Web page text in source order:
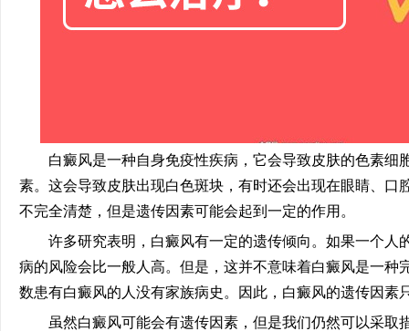
白癜风是一种自身免疫性疾病，它会导致皮肤的色素细
素。这会导致皮肤出现白色斑块，有时还会出现在眼睛、口
不完全清楚，但是遗传因素可能会起到一定的作用。
许多研究表明，白癜风有一定的遗传倾向。如果一个人
病的风险会比一般人高。但是，这并不意味着白癜风是一种
数患有白癜风的人没有家族病史。因此，白癜风的遗传因素
虽然白癜风可能会有遗传因素，但是我们仍然可以采取